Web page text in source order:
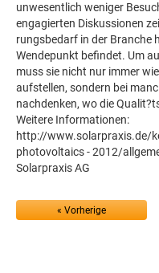
unwesentlich weniger
engagierten Diskussionen
rungsbedarf in der Branche
Wendepunkt befindet. Um
muss sie nicht nur immer
aufstellen, sondern bei
nachdenken, wo die
Weitere Informationen:
http://www.solarpraxis.de/
photovoltaics - 2012/
Solarpraxis AG
« Vorherige